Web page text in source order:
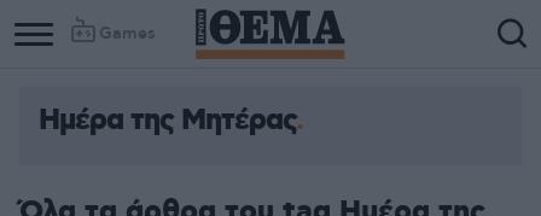
Games
Ημέρα της Μητέρας